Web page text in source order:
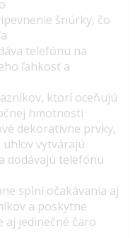
šnúrky, čo
telefónu na
ľahkosť a
ktorí oceňujú
hmotnosti
dekoratívne prvky,
vytvárajú
dodávajú telefónu
splní očakávania aj
a poskytne
aj jedinečné čaro